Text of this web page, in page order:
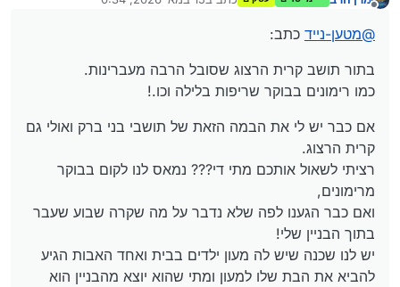
רציתי לשאול אותכם
ואם כבר הגענו לפה שלא נדבר על מה שקרה שבוע שעבר
בתוך הבניין שלי!
את הבת שלו למעון ומתי שהוא יוצא מהבניין הוא מקבל שתי
?עד מתי?
הבאתי לכם דוגמית קטנה ממה שקרה שם!
רציתי לשמוע את דעתכם לגבי מה שקרה שם.
האם זה הגיוני שנסבול? עד מתי?
מנותק נערך לאחרונה על ידי
@מטען-נייד כתב:
בתור תושב קרית הרצוג שסובל הרבה מעברינות.
כמו רימונים בבוקר שריפות בלילה וכו.!
אם כבר יש לי את הבמה הזאת של תושבי בני ברק ואולי גם
קרית הרצוג.
רציתי לשאול אותכם מתי די??? נמאס לנו לקום בבוקר
מרימונים,
ואם כבר הגענו לפה שלא נדבר על מה שקרה שבוע שעבר
בתוך הבניין שלי!
יש לנו שכנה שיש לה מעון ילדים בבית ואחד האבות הגיע
להביא את הבת שלו למעון ומתי שהוא יוצא מהבניין הוא